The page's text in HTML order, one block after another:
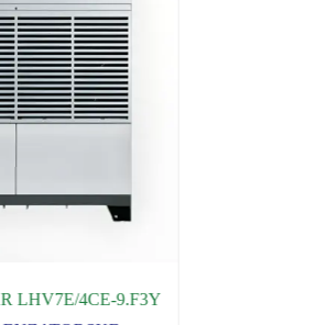
EMBRACO AGREGAT UNJ9232GS